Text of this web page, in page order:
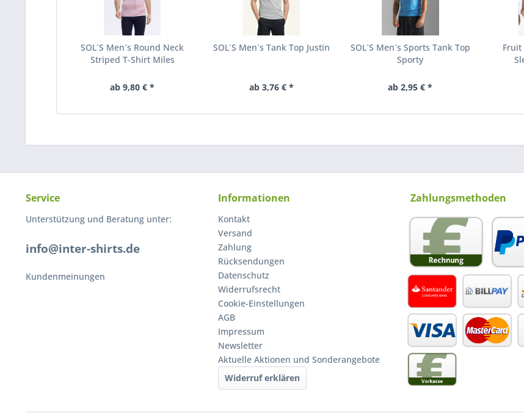
SOL´S Men´s Round Neck
Striped T-Shirt Miles
ab 9,80 € *
SOL´S Men´s Tank Top Justin
ab 3,76 € *
SOL´S Men´s Sports Tank Top
Sporty
ab 2,95 € *
Fruit
Service
Unterstützung und Beratung unter:
info@inter-shirts.de
Kundenmeinungen
Informationen
Kontakt
Versand
Zahlung
Rücksendungen
Datenschutz
Widerrufsrecht
Cookie-Einstellungen
AGB
Impressum
Newsletter
Aktuelle Aktionen und Sonderangebote
Widerruf erklären
Zahlungsmethoden